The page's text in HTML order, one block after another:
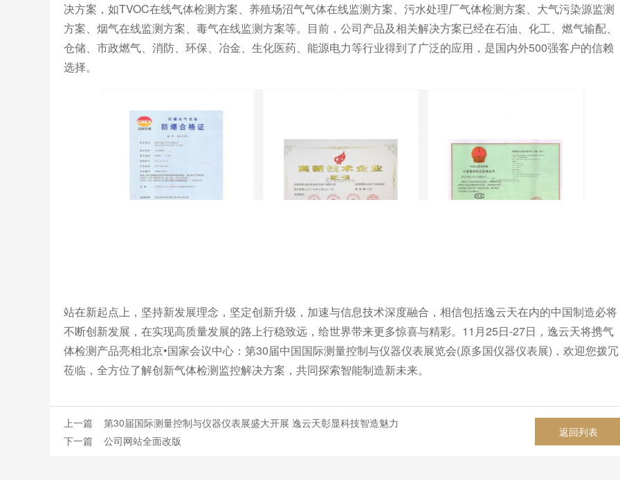
决方案，如TVOC在线气体检测方案、养殖场沼气气体在线监测方案、污水处理厂气体检测方案、大气污染源监测
方案、烟气在线监测方案、毒气在线监测方案等。目前，公司产品及相关解决方案已经在石油、化工、燃气输配、
仓储、市政燃气、消防、环保、冶金、生化医药、能源电力等行业得到了广泛的应用，是国内外500强客户的信赖
选择。
站在新起点上，坚持新发展理念，坚定创新升级，加速与信息技术深度融合，相信包括逸云天在内的中国制造必将
不断创新发展，在实现高质量发展的路上行稳致远，给世界带来更多惊喜与精彩。11月25日-27日，逸云天将携气
体检测产品亮相北京•国家会议中心：第30届中国国际测量控制与仪器仪表展览会(原多国仪器仪表展)，欢迎您拨冗
莅临，全方位了解创新气体检测监控解决方案，共同探索智能制造新未来。
返回列表
上一篇 第30届国际测量控制与仪器仪表展盛大开展 逸云天彰显科技智造魅力
下一篇 公司网站全面改版